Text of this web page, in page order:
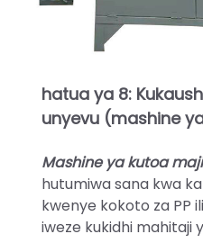
hatua ya 8:
unyevu (mashine
Mashine ya kutoa
hutumiwa sana kwa
kwenye kokoto za PP
iweze kukidhi mahitaji